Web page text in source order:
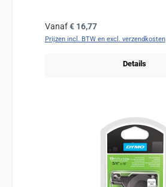
Normale prijs:
Vanaf€ 16,77
Prijzen incl. BTW en excl. verzendkosten
Details